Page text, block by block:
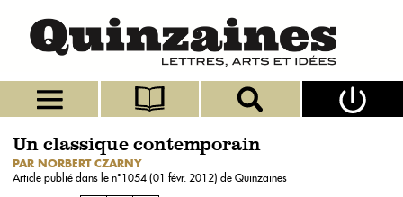
Un classique contemporain
PAR NORBERT CZARNY
Article publié dans le n°1054 (01 févr. 2012) de Quinzaines